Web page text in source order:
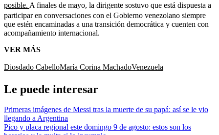
posible. A finales de mayo, la dirigente sostuvo que está dispuesta a
participar en conversaciones con el Gobierno venezolano siempre
que estén encaminadas a una transición democrática y cuenten con
acompañamiento internacional.
VER MÁS
Diosdado CabelloMaría Corina MachadoVenezuela
Le puede interesar
Primeras imágenes de Messi tras la muerte de su papá: así se le vio
llegando a Argentina
Pico y placa regional este domingo 9 de agosto: estos son los